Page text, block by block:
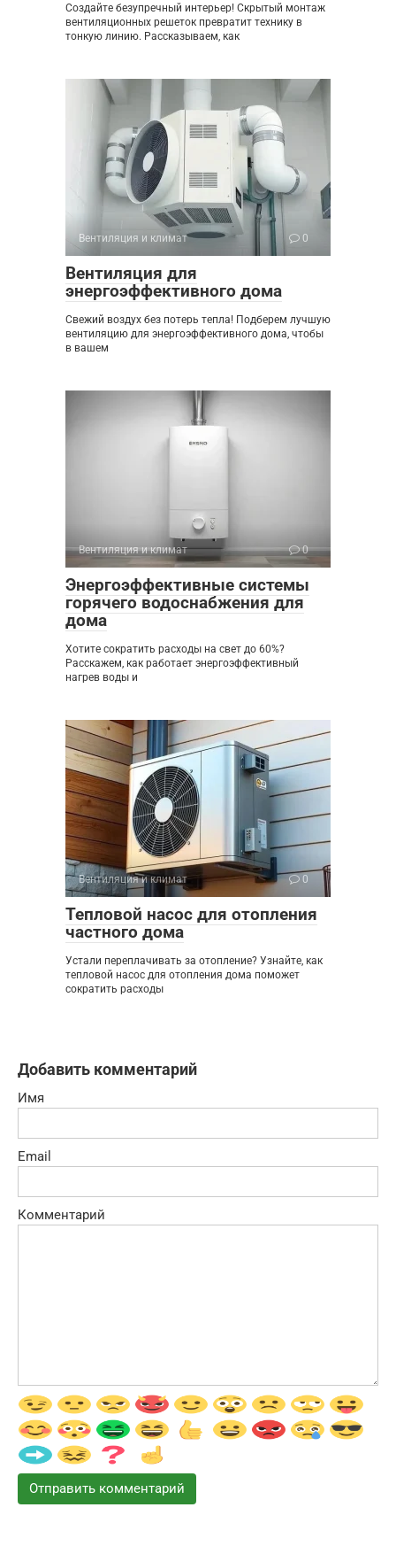
Создайте безупречный интерьер! Скрытый монтаж
вентиляционных решеток превратит технику в
тонкую линию. Рассказываем, как
Вентиляция и климат 0
Вентиляция для
энергоэффективного дома
Свежий воздух без потерь тепла! Подберем лучшую
вентиляцию для энергоэффективного дома, чтобы
в вашем
Вентиляция и климат 0
Энергоэффективные системы
горячего водоснабжения для
дома
Хотите сократить расходы на свет до 60%?
Расскажем, как работает энергоэффективный
нагрев воды и
Вентиляция и климат 0
Тепловой насос для отопления
частного дома
Устали переплачивать за отопление? Узнайте, как
тепловой насос для отопления дома поможет
сократить расходы
Добавить комментарий
Имя
Email
Комментарий